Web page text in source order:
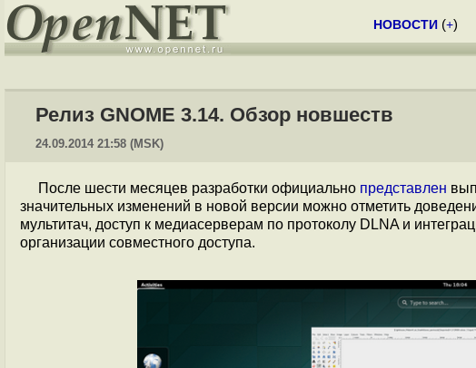
НОВОСТИ (+)
Релиз GNOME 3.14. Обзор новшеств
24.09.2014 21:58 (MSK)
После шести месяцев разработки официально представлен
значительных изменений в новой версии можно отметить
мультитач, доступ к медиасерверам по протоколу DLNA и
организации совместного доступа.